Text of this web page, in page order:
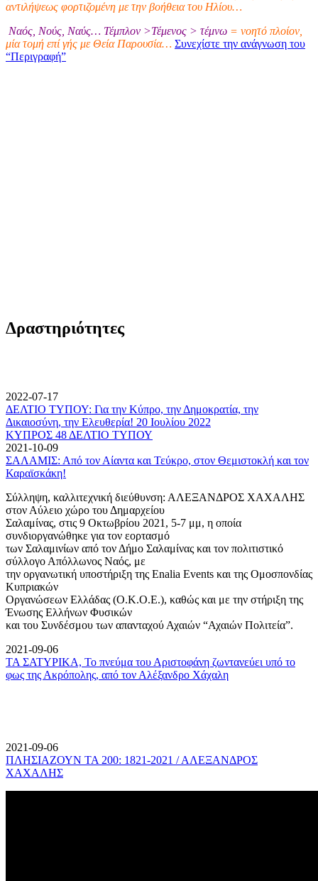
αντιλήψεως φορτιζομένη με την βοήθεια του Ηλίου…
Ναός, Νούς, Ναύς… Τέμπλον >Τέμενος > τέμνω = νοητό πλοίον,
μία τομή επί γής με Θεία Παρουσία… Συνεχίστε την ανάγνωση του
“Περιγραφή”
Δραστηριότητες
2022-07-17
ΔΕΛΤΙΟ ΤΥΠΟΥ: Για την Κύπρο, την Δημοκρατία, την
Δικαιοσύνη, την Ελευθερία! 20 Ιουλίου 2022
ΚΥΠΡΟΣ 48 ΔΕΛΤΙΟ ΤΥΠΟΥ
2021-10-09
ΣΑΛΑΜΙΣ: Από τον Αίαντα και Τεύκρο, στον Θεμιστοκλή και τον
Καραϊσκάκη!
Σύλληψη, καλλιτεχνική διεύθυνση: ΑΛΕΞΑΝΔΡΟΣ ΧΑΧΑΛΗΣ
στον Αύλειο χώρο του Δημαρχείου
Σαλαμίνας, στις 9 Οκτωβρίου 2021, 5-7 μμ, η οποία
συνδιοργανώθηκε για τον εορτασμό
των Σαλαμινίων από τον Δήμο Σαλαμίνας και τον πολιτιστικό
σύλλογο Απόλλωνος Ναός, με
την οργανωτική υποστήριξη της Enalia Events και της Ομοσπονδίας
Κυπριακών
Οργανώσεων Ελλάδας (Ο.Κ.Ο.Ε.), καθώς και με την στήριξη της
Ένωσης Ελλήνων Φυσικών
και του Συνδέσμου των απανταχού Αχαιών “Αχαιών Πολιτεία”.
2021-09-06
ΤΑ ΣΑΤΥΡΙΚΑ, Το πνεύμα του Αριστοφάνη ζωντανεύει υπό το
φως της Ακρόπολης, από τον Αλέξανδρο Χάχαλη
2021-09-06
ΠΛΗΣΙΑΖΟΥΝ ΤΑ 200: 1821-2021 / ΑΛΕΞΑΝΔΡΟΣ
ΧΑΧΑΛΗΣ